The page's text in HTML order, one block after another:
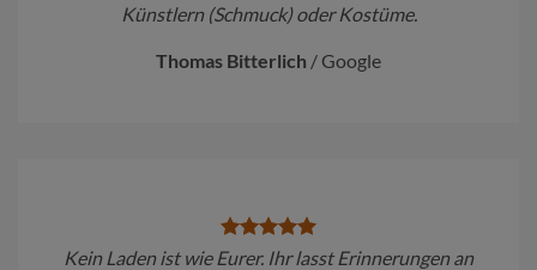
Künstlern (Schmuck) oder Kostüme.
Thomas Bitterlich / Google
Kein Laden ist wie Eurer. Ihr lasst Erinnerungen an